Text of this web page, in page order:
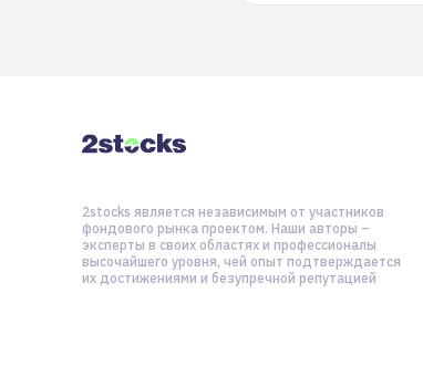
2stocks является независимым от участников
фондового рынка проектом. Наши авторы –
эксперты в своих областях и профессионалы
высочайшего уровня, чей опыт подтверждается
их достижениями и безупречной репутацией